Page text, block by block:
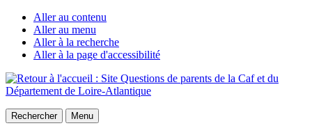
Aller au contenu
Aller au menu
Aller à la recherche
Aller à la page d'accessibilité
Rechercher Menu